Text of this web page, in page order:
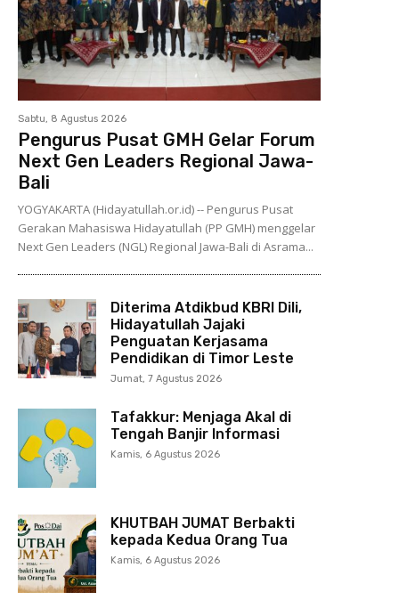
Sabtu, 8 Agustus 2026
Pengurus Pusat GMH Gelar Forum
Next Gen Leaders Regional Jawa-
Bali
YOGYAKARTA (Hidayatullah.or.id) -- Pengurus Pusat
Gerakan Mahasiswa Hidayatullah (PP GMH) menggelar
Next Gen Leaders (NGL) Regional Jawa-Bali di Asrama...
Diterima Atdikbud KBRI Dili,
Hidayatullah Jajaki
Penguatan Kerjasama
Pendidikan di Timor Leste
Jumat, 7 Agustus 2026
Tafakkur: Menjaga Akal di
Tengah Banjir Informasi
Kamis, 6 Agustus 2026
KHUTBAH JUMAT Berbakti
kepada Kedua Orang Tua
Kamis, 6 Agustus 2026